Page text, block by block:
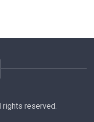
reserved.